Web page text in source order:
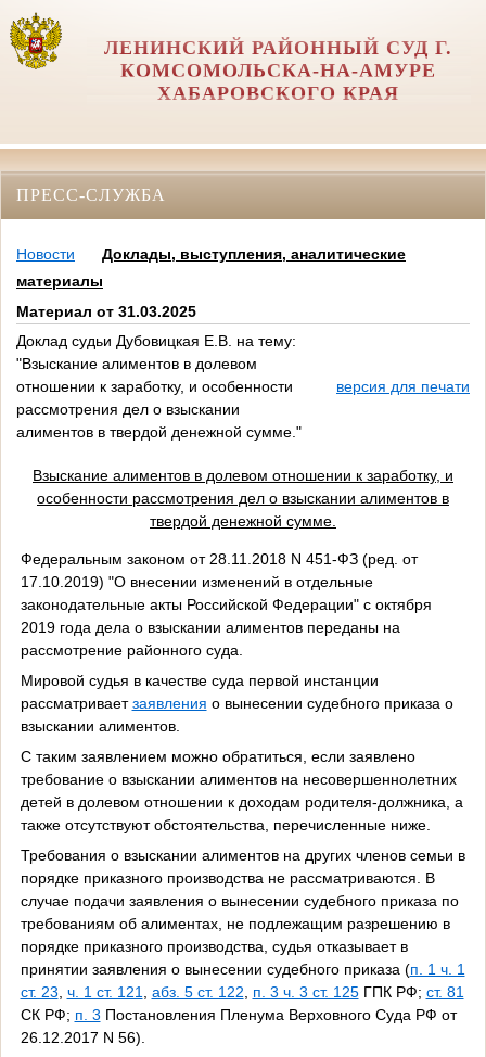
ЛЕНИНСКИЙ РАЙОННЫЙ СУД Г.
КОМСОМОЛЬСКА-НА-АМУРЕ
ХАБАРОВСКОГО КРАЯ
ПРЕСС-СЛУЖБА
Новости
Доклады, выступления, аналитические
материалы
Материал от 31.03.2025
Доклад судьи Дубовицкая Е.В. на тему:
"Взыскание алиментов в долевом
отношении к заработку, и особенности
рассмотрения дел о взыскании
алиментов в твердой денежной сумме."
версия для печати
Взыскание алиментов в долевом отношении к заработку, и
особенности рассмотрения дел о взыскании алиментов в
твердой денежной сумме.
Федеральным законом от 28.11.2018 N 451-ФЗ (ред. от
17.10.2019) "О внесении изменений в отдельные
законодательные акты Российской Федерации" с октября
2019 года дела о взыскании алиментов переданы на
рассмотрение районного суда.
Мировой судья в качестве суда первой инстанции
рассматриваетзаявления о вынесении судебного приказа о
взыскании алиментов.
С таким заявлением можно обратиться, если заявлено
требование о взыскании алиментов на несовершеннолетних
детей в долевом отношении к доходам родителя-должника, а
также отсутствуют обстоятельства, перечисленные ниже.
Требования о взыскании алиментов на других членов семьи в
порядке приказного производства не рассматриваются. В
случае подачи заявления о вынесении судебного приказа по
требованиям об алиментах, не подлежащим разрешению в
порядке приказного производства, судья отказывает в
принятии заявления о вынесении судебного приказа (п. 1 ч. 1
ст. 23 ч. 1 ст. 121 абз. 5 ст. 122 п. 3 ч. 3 ст. 125ГПК РФ; ст. 81
СК РФ; п. 3 Постановления Пленума Верховного Суда РФ от
26.12.2017 N 56).